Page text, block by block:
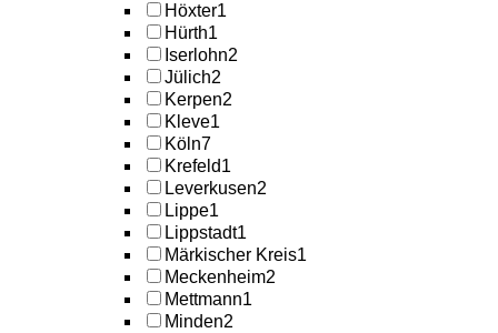
Höxter1
Hürth1
Iserlohn2
Jülich2
Kerpen2
Kleve1
Köln7
Krefeld1
Leverkusen2
Lippe1
Lippstadt1
Märkischer Kreis1
Meckenheim2
Mettmann1
Minden2